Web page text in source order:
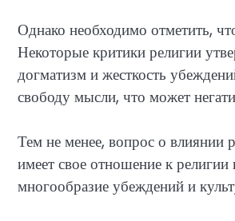
Однако необходимо отметить,
Некоторые критики религии
догматизм и жесткость
свободу мысли, что может
Тем не менее, вопрос о влиянии
имеет свое отношение к
многообразие убеждений и